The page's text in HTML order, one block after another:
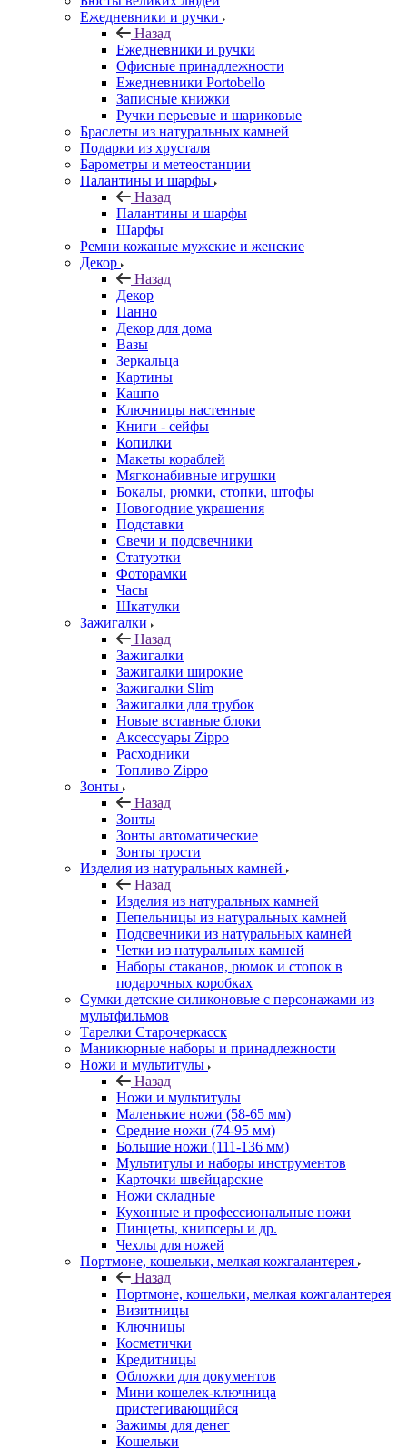
Ежедневники и ручки
Назад
Ежедневники и ручки
Офисные принадлежности
Ежедневники Portobello
Записные книжки
Ручки перьевые и шариковые
Браслеты из натуральных камней
Подарки из хрусталя
Барометры и метеостанции
Палантины и шарфы
Назад
Палантины и шарфы
Шарфы
Ремни кожаные мужские и женские
Декор
Назад
Декор
Панно
Декор для дома
Вазы
Зеркальца
Картины
Кашпо
Ключницы настенные
Книги - сейфы
Копилки
Макеты кораблей
Мягконабивные игрушки
Бокалы, рюмки, стопки, штофы
Новогодние украшения
Подставки
Свечи и подсвечники
Статуэтки
Фоторамки
Часы
Шкатулки
Зажигалки
Назад
Зажигалки
Зажигалки широкие
Зажигалки Slim
Зажигалки для трубок
Новые вставные блоки
Аксессуары Zippo
Расходники
Топливо Zippo
Зонты
Назад
Зонты
Зонты автоматические
Зонты трости
Изделия из натуральных камней
Назад
Изделия из натуральных камней
Пепельницы из натуральных камней
Подсвечники из натуральных камней
Четки из натуральных камней
Наборы стаканов, рюмок и стопок в
подарочных коробках
Сумки детские силиконовые с персонажами из
мультфильмов
Тарелки Старочеркасск
Маникюрные наборы и принадлежности
Ножи и мультитулы
Назад
Ножи и мультитулы
Маленькие ножи (58-65 мм)
Средние ножи (74-95 мм)
Большие ножи (111-136 мм)
Мультитулы и наборы инструментов
Карточки швейцарские
Ножи складные
Кухонные и профессиональные ножи
Пинцеты, книпсеры и др.
Чехлы для ножей
Портмоне, кошельки, мелкая кожгалантерея
Назад
Портмоне, кошельки, мелкая кожгалантерея
Визитницы
Ключницы
Косметички
Кредитницы
Обложки для документов
Мини кошелек-ключница
пристегивающийся
Зажимы для денег
Кошельки